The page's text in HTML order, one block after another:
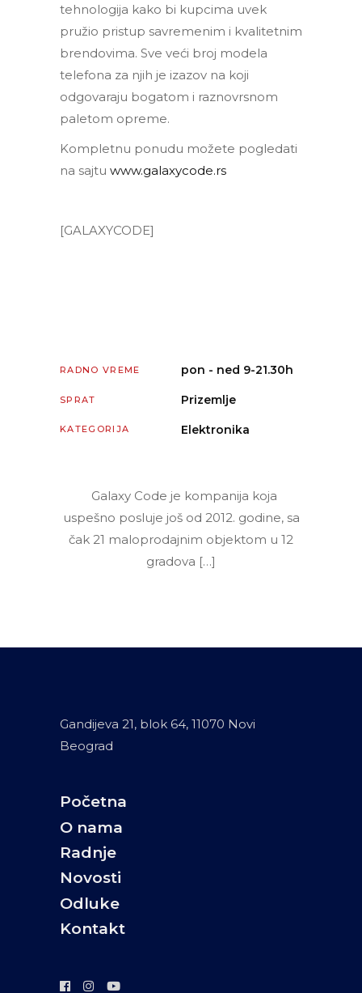
tehnologija kako bi kupcima uvek
pružio pristup savremenim i kvalitetnim
brendovima. Sve veći broj modela
telefona za njih je izazov na koji
odgovaraju bogatom i raznovrsnom
paletom opreme.
Kompletnu ponudu možete pogledati
na sajtu www.galaxycode.rs
[GALAXYCODE]
RADNO VREME pon - ned 9-21.30h
SPRAT Prizemlje
KATEGORIJA Elektronika
Galaxy Code je kompanija koja
uspešno posluje još od 2012. godine, sa
čak 21 maloprodajnim objektom u 12
gradova […]
Gandijeva 21, blok 64, 11070 Novi
Beograd
Početna
O nama
Radnje
Novosti
Odluke
Kontakt